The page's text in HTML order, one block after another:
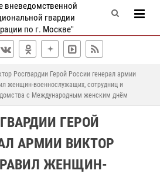
вневедомственной
гвардии
по г. Москве"
Росгвардии Герой России генерал армии
женщин-военнослужащих, сотрудниц и
с Международным женским днём
ГЕРОЙ
АРМИИ ВИКТОР
ЖЕНЩИН-